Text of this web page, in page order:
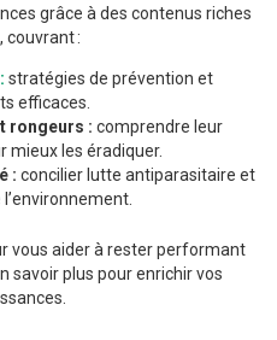
grâce à des contenus riches
couvrant :
stratégies de prévention et
efficaces.
rongeurs : comprendre leur
les éradiquer.
: concilier lutte antiparasitaire et
vous aider à rester performant
savoir plus pour enrichir vos